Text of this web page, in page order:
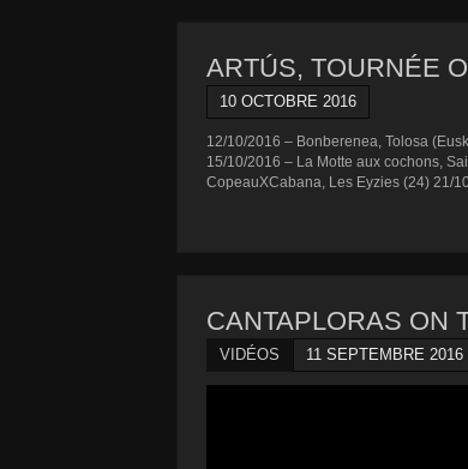
ARTÚS, TOURNÉE
10 OCTOBRE 2016
12/10/2016 – Bonberenea, Tolosa
15/10/2016 – La Motte aux cochons,
CopeauXCabana, Les Eyzies (24) 21/
CANTAPLORAS ON
VIDÉOS 11 SEPTEMBRE 2016